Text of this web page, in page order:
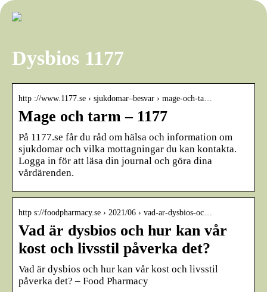
Dysbios 1177
http ://www.1177.se › sjukdomar–besvar › mage-och-ta…
Mage och tarm – 1177
På 1177.se får du råd om hälsa och information om
sjukdomar och vilka mottagningar du kan kontakta.
Logga in för att läsa din journal och göra dina
vårdärenden.
http s://foodpharmacy.se › 2021/06 › vad-ar-dysbios-oc…
Vad är dysbios och hur kan vår
kost och livsstil påverka det?
Vad är dysbios och hur kan vår kost och livsstil
påverka det? – Food Pharmacy